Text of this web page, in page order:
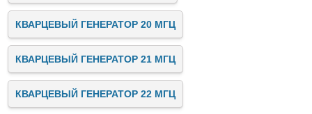
КВАРЦЕВЫЙ ГЕНЕРАТОР 20 МГЦ
КВАРЦЕВЫЙ ГЕНЕРАТОР 21 МГЦ
КВАРЦЕВЫЙ ГЕНЕРАТОР 22 МГЦ